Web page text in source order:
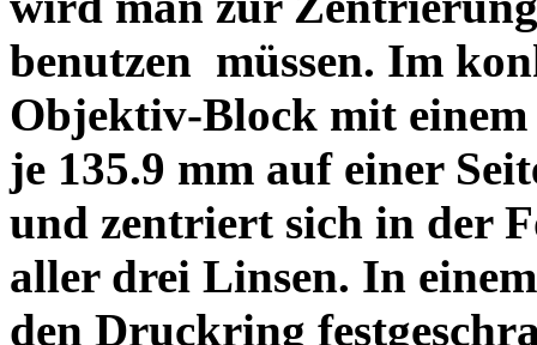
benutzen müssen. Im
Objektiv-Block mit einem
je 135.9 mm auf einer
und zentriert sich in der
aller drei Linsen. In
den Druckring